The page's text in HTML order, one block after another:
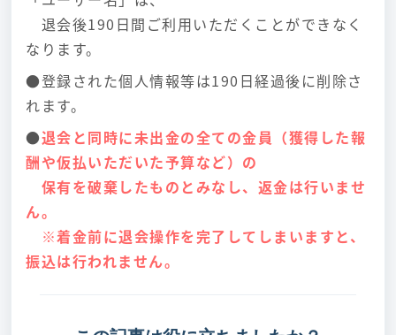
退会後190日間ご利用いただくことができなく
なります。
●登録された個人情報等は190日経過後に削除さ
れます。
●退会と同時に未出金の全ての金員（獲得した報
酬や仮払いただいた予算など）の
保有を破棄したものとみなし、返金は行いませ
ん。
※着金前に退会操作を完了してしまいますと、
振込は行われません。